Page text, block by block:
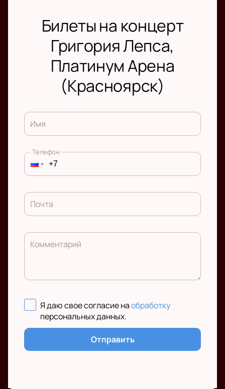
Билеты на концерт
Григория Лепса,
Платинум Арена
(Красноярск)
Имя
Телефон
Почта
Комментарий
Я даю свое согласие наобработку
персональных данных.
Отправить